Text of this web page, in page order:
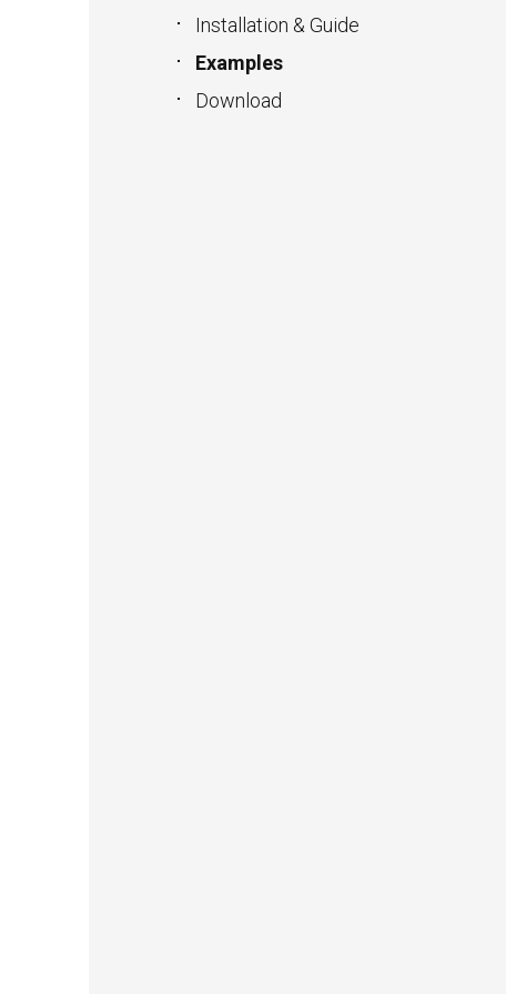
Installation & Guide
Examples
Download